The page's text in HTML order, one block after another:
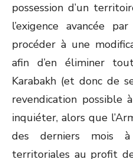
possession d’un
l’exigence avancée
procéder à une
afin d’en éliminer
Karabakh (et donc de
revendication possible
inquiéter, alors que
des derniers mois à
territoriales au profit